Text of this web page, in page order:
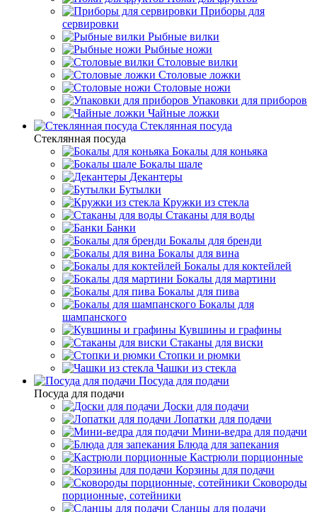
Приборы для
сервировки
Рыбные вилки
Рыбные ножи
Столовые вилки
Столовые ложки
Столовые ножи
Упаковки для приборов
Чайные ложки
Стеклянная посуда
Стеклянная посуда
Бокалы для коньяка
Бокалы шале
Декантеры
Бутылки
Кружки из стекла
Стаканы для воды
Банки
Бокалы для бренди
Бокалы для вина
Бокалы для коктейлей
Бокалы для мартини
Бокалы для пива
Бокалы для
шампанского
Кувшины и графины
Стаканы для виски
Стопки и рюмки
Чашки из стекла
Посуда для подачи
Посуда для подачи
Доски для подачи
Лопатки для подачи
Мини-ведра для подачи
Блюда для запекания
Кастрюли порционные
Корзины для подачи
Сковороды
порционные, сотейники
Сланцы для подачи